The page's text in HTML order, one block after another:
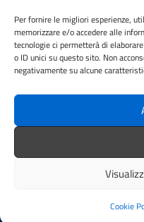
Per fornire le migliori esperienze,
memorizzare e/o accedere alle
tecnologie ci permetterà di
o ID unici su questo sito. Non
negativamente su alcune
Cookie
Informativa privacy
Cookie Policy (UE)
Social Media Policy
Note legali
SEGUICI SU
Facebook
Redazione